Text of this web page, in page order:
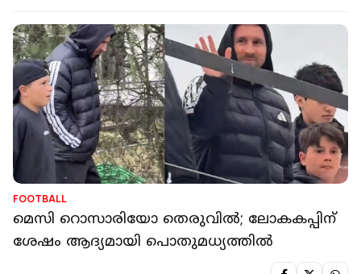
FOOTBALL
മെസി റൊസാരിയോ തെരുവിൽ; ലോകകപ്പിന്
ശേഷം ആദ്യമായി പൊതുമധ്യത്തിൽ